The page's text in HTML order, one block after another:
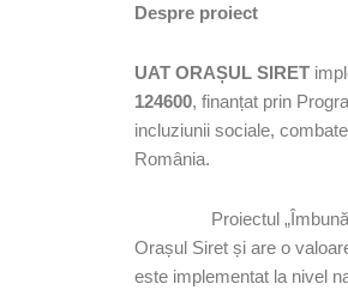
Despre proiect
UAT ORAȘUL SIRET
124600, finanțat prin
incluziunii sociale,
România.
Proiectul
Orașul Siret și are o
este implementat la nivel